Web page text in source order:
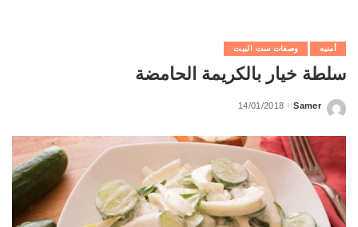
أمنيه وصفات ست البيت
سلطة خيار بالكريمة الحامضة
Posted
Samer
14/01/2018